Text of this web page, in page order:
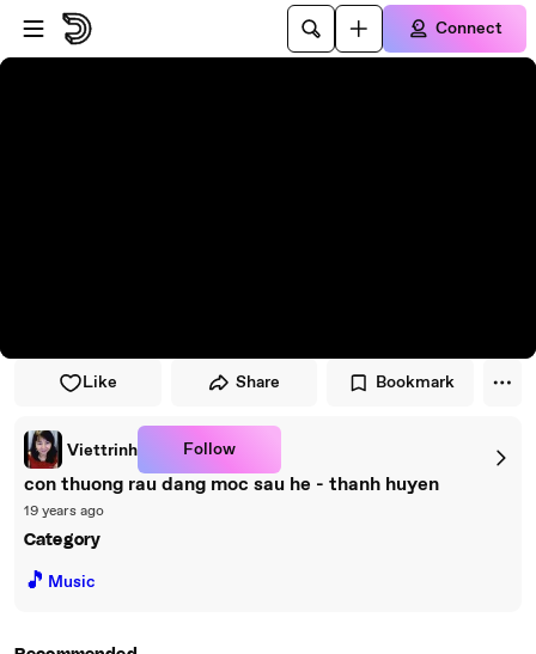
Skip to player
Skip to main content
Connect
Like Share Bookmark
Viettrinh Follow
con thuong rau dang moc sau he - thanh huyen
19 years ago
Category
🎵 Music